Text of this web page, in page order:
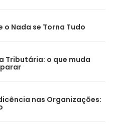
o Nada se Torna Tudo
Tributária: o que muda
nas Organizações: